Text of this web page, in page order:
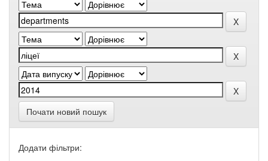
Почати новий пошук
Додати фільтри: